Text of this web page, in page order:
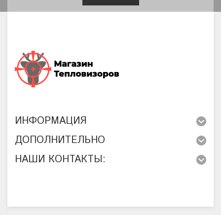
ИНФОРМАЦИЯ
ДОПОЛНИТЕЛЬНО
НАШИ КОНТАКТЫ: